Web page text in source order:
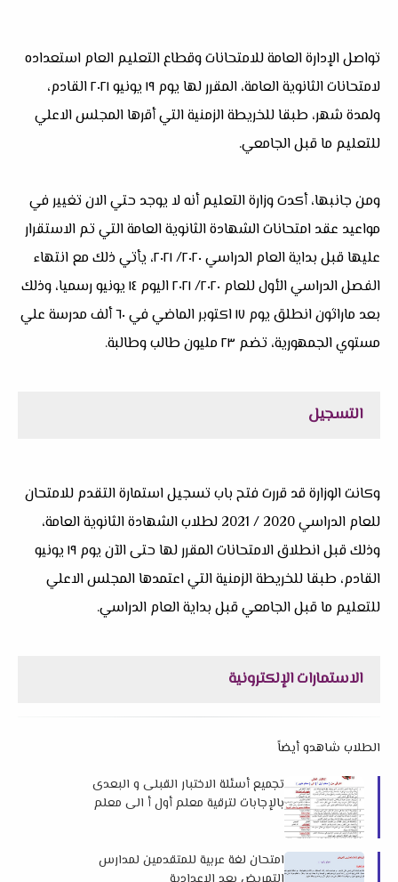
تواصل الإدارة العامة للامتحانات وقطاع التعليم العام استعداده
لامتحانات الثانوية العامة، المقرر لها يوم ١٩ يونيو ٢٠٢١ القادم،
ولمدة شهر، طبقا للخريطة الزمنية التي أقرها المجلس الاعلي
للتعليم ما قبل الجامعي.
ومن جانبها، أكدت وزارة التعليم أنه لا يوجد حتي الان تغيير في
مواعيد عقد امتحانات الشهادة الثانوية العامة التي تم الاستقرار
عليها قبل بداية العام الدراسي ٢٠٢٠/ ٢٠٢١، يأتي ذلك مع انتهاء
الفصل الدراسي الأول للعام ٢٠٢٠/ ٢٠٢١ اليوم ١٤ يونيو رسميا، وذلك
بعد ماراثون انطلق يوم ١٧ اكتوبر الماضي في ٦٠ ألف مدرسة علي
مستوي الجمهورية، تضم ٢٣ مليون طالب وطالبة.
التسجيل
وكانت الوزارة قد قررت فتح باب تسجيل استمارة التقدم للامتحان
للعام الدراسي 2020 / 2021 لطلاب الشهادة الثانوية العامة،
وذلك قبل انطلاق اﻻمتحانات المقرر لها حتى الآن يوم ١٩ يونيو
القادم، طبقا للخريطة الزمنية التي اعتمدها المجلس الاعلي
للتعليم ما قبل الجامعي قبل بداية العام الدراسي.
الاستمارات الإلكترونية
الطلاب شاهدو أيضاً
تجميع أسئلة الاختبار القبلى و البعدى
بالإجابات لترقية معلم أول أ الى معلم
امتحان لغة عربية للمتقدمين لمدارس